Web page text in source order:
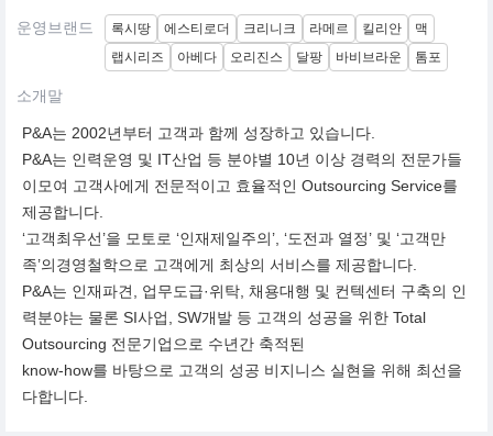
운영브랜드 록시땅 에스티로더 크리니크 라메르 킬리안
맥
랩시리즈
아베다 오리진스 달팡 바비브라운 톰포
소개말
P&A는 2002년부터 고객과 함께 성장하고 있습니다.
P&A는 인력운영 및 IT산업 등 분야별 10년 이상 경력의 전문가들
이모여 고객사에게 전문적이고 효율적인 Outsourcing Service를
제공합니다.
‘고객최우선’을 모토로 ‘인재제일주의’, ‘도전과 열정’ 및 ‘고객만
족’의경영철학으로 고객에게 최상의 서비스를 제공합니다.
P&A는 인재파견, 업무도급·위탁, 채용대행 및 컨텍센터 구축의 인
력분야는 물론 SI사업, SW개발 등 고객의 성공을 위한 Total
Outsourcing 전문기업으로 수년간 축적된
know-how를 바탕으로 고객의 성공 비지니스 실현을 위해 최선을
다합니다.